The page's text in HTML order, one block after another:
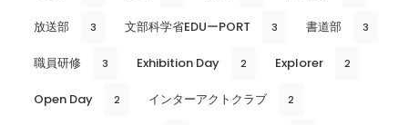
放送部 3 文部科学省EDUーPORT 3 書道部 3
職員研修 3 Exhibition Day 2 Explorer 2
Open Day 2 インターアクトクラブ 2